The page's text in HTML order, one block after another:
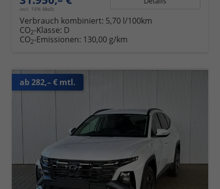
incl. 19% MwSt.
Verbrauch kombiniert: 5,70 l/100km
CO2-Klasse: D
CO2-Emissionen: 130,00 g/km
ab 282,– € mtl.